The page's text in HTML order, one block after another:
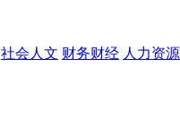
社会人文 财务财经 人力资源